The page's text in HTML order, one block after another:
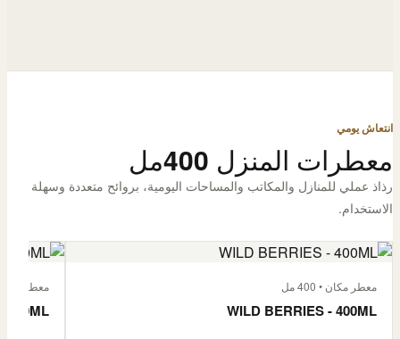
انتعاش يومي
معطرات المنزل 400مل
رذاذ عملي للمنازل والمكاتب والمساحات اليومية، بروائح متعددة وسهلة
الاستخدام.
معطر مكان • 400 مل
WILD BERRIES - 400ML
معطر مكان •
400ML